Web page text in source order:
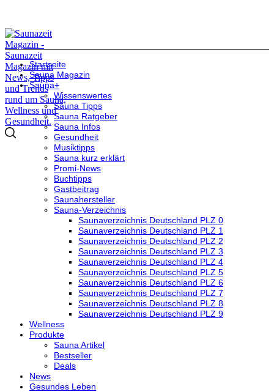
Startseite
Sauna Magazin
Sauna+
Wissenswertes
Sauna Tipps
Sauna Ratgeber
Sauna Infos
Gesundheit
Musiktipps
Sauna kurz erklärt
Promi-News
Buchtipps
Gastbeitrag
Saunahersteller
Sauna-Verzeichnis
Saunaverzeichnis Deutschland PLZ 0
Saunaverzeichnis Deutschland PLZ 1
Saunaverzeichnis Deutschland PLZ 2
Saunaverzeichnis Deutschland PLZ 3
Saunaverzeichnis Deutschland PLZ 4
Saunaverzeichnis Deutschland PLZ 5
Saunaverzeichnis Deutschland PLZ 6
Saunaverzeichnis Deutschland PLZ 7
Saunaverzeichnis Deutschland PLZ 8
Saunaverzeichnis Deutschland PLZ 9
Wellness
Produkte
Sauna Artikel
Bestseller
Deals
News
Gesundes Leben